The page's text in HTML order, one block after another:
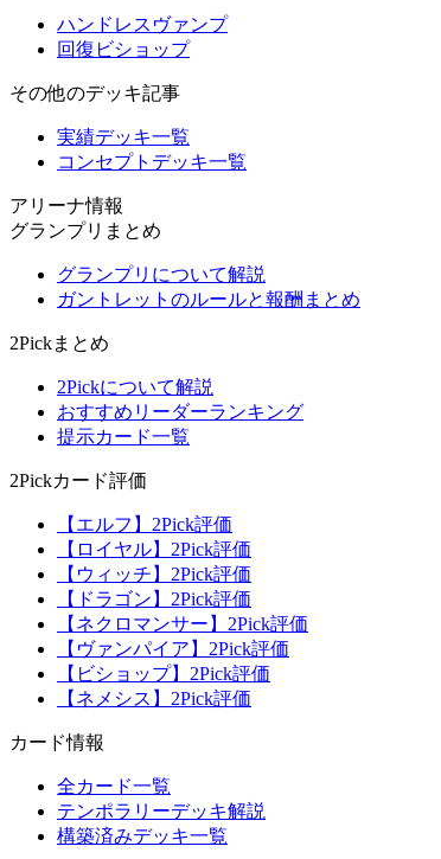
ハンドレスヴァンプ
回復ビショップ
その他のデッキ記事
実績デッキ一覧
コンセプトデッキ一覧
アリーナ情報
グランプリまとめ
グランプリについて解説
ガントレットのルールと報酬まとめ
2Pickまとめ
2Pickについて解説
おすすめリーダーランキング
提示カード一覧
2Pickカード評価
【エルフ】2Pick評価
【ロイヤル】2Pick評価
【ウィッチ】2Pick評価
【ドラゴン】2Pick評価
【ネクロマンサー】2Pick評価
【ヴァンパイア】2Pick評価
【ビショップ】2Pick評価
【ネメシス】2Pick評価
カード情報
全カード一覧
テンポラリーデッキ解説
構築済みデッキ一覧